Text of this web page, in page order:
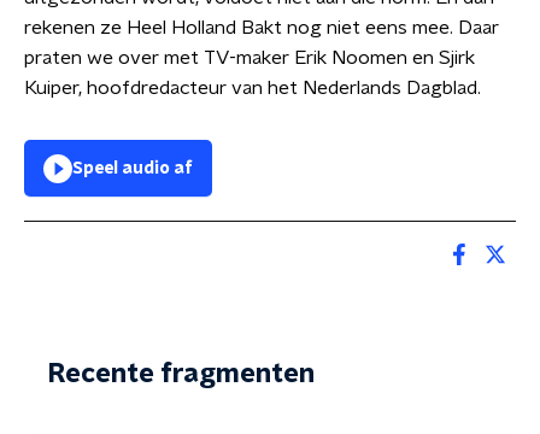
rekenen ze Heel Holland Bakt nog niet eens mee. Daar
praten we over met TV-maker Erik Noomen en Sjirk
Kuiper, hoofdredacteur van het Nederlands Dagblad.
Speel audio af
Recente fragmenten